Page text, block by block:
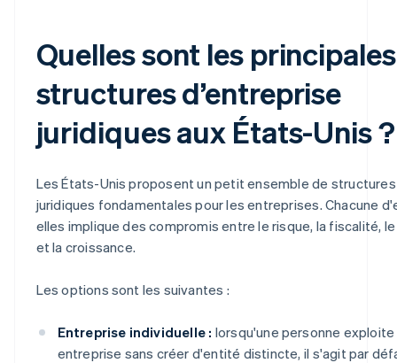
Quelles sont les principales
structures d’entreprise
juridiques aux États-Unis ?
Les États-Unis proposent un petit ensemble de structures
juridiques fondamentales pour les entreprises. Chacune
elles implique des compromis entre le risque, la fiscalité,
et la croissance.
Les options sont les suivantes :
Entreprise individuelle : lorsqu'une personne exploite
entreprise sans créer d'entité distincte, il s'agit par